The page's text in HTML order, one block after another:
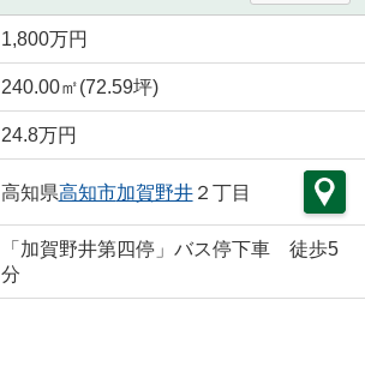
1,800万円
240.00㎡(72.59坪)
24.8万円
高知県高知市加賀野井２丁目
「加賀野井第四停」バス停下車 徒歩5
分